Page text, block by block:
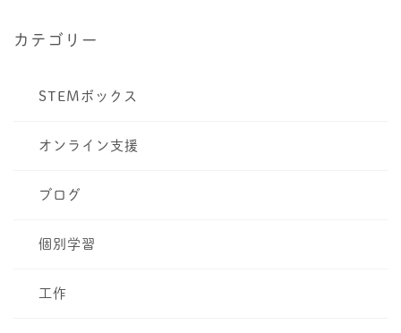
カテゴリー
STEMボックス
オンライン支援
ブログ
個別学習
工作